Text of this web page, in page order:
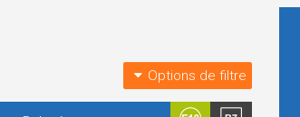
Options de filtre